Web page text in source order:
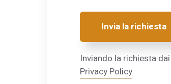
Invia la richiesta
Inviando la richiesta
Privacy Policy